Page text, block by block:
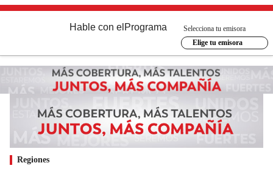
Hable con el Programa
Selecciona tu emisora
Elige tu emisora
Regiones